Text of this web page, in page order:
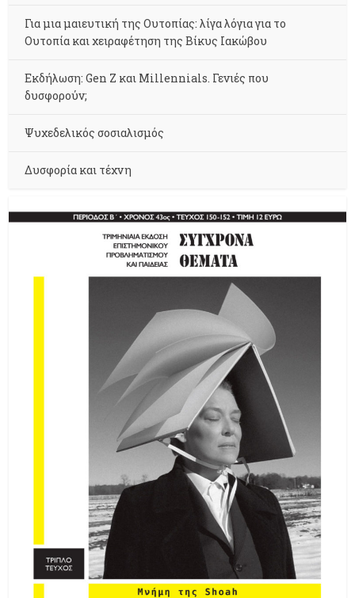
Για μια μαιευτική της Ουτοπίας: λίγα λόγια για το
Ουτοπία και χειραφέτηση της Βίκυς Ιακώβου
Εκδήλωση: Gen Z και Millennials. Γενιές που
δυσφορούν;
Ψυχεδελικός σοσιαλισμός
Δυσφορία και τέχνη